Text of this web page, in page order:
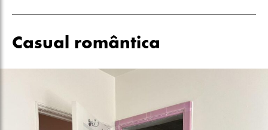
Casual romântica